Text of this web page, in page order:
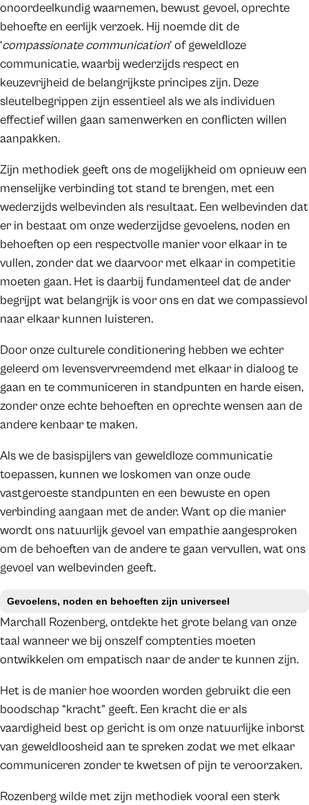
onoordeelkundig waarnemen, bewust gevoel, oprechte
behoefte en eerlijk verzoek. Hij noemde dit de
‘compassionate communication’ of geweldloze
communicatie, waarbij wederzijds respect en
keuzevrijheid de belangrijkste principes zijn. Deze
sleutelbegrippen zijn essentieel als we als individuen
effectief willen gaan samenwerken en conflicten willen
aanpakken.
Zijn methodiek geeft ons de mogelijkheid om opnieuw een
menselijke verbinding tot stand te brengen, met een
wederzijds welbevinden als resultaat. Een welbevinden dat
er in bestaat om onze wederzijdse gevoelens, noden en
behoeften op een respectvolle manier voor elkaar in te
vullen, zonder dat we daarvoor met elkaar in competitie
moeten gaan. Het is daarbij fundamenteel dat de ander
begrijpt wat belangrijk is voor ons en dat we compassievol
naar elkaar kunnen luisteren.
Door onze culturele conditionering hebben we echter
geleerd om levensvervreemdend met elkaar in dialoog te
gaan en te communiceren in standpunten en harde eisen,
zonder onze echte behoeften en oprechte wensen aan de
andere kenbaar te maken.
Als we de basispijlers van geweldloze communicatie
toepassen, kunnen we loskomen van onze oude
vastgeroeste standpunten en een bewuste en open
verbinding aangaan met de ander. Want op die manier
wordt ons natuurlijk gevoel van empathie aangesproken
om de behoeften van de andere te gaan vervullen, wat ons
gevoel van welbevinden geeft.
Gevoelens, noden en behoeften zijn universeel
Marchall Rozenberg, ontdekte het grote belang van onze
taal wanneer we bij onszelf comptenties moeten
ontwikkelen om empatisch naar de ander te kunnen zijn.
Het is de manier hoe woorden worden gebruikt die een
boodschap “kracht” geeft. Een kracht die er als
vaardigheid best op gericht is om onze natuurlijke inborst
van geweldloosheid aan te spreken zodat we met elkaar
communiceren zonder te kwetsen of pijn te veroorzaken.
Rozenberg wilde met zijn methodiek vooral een sterk